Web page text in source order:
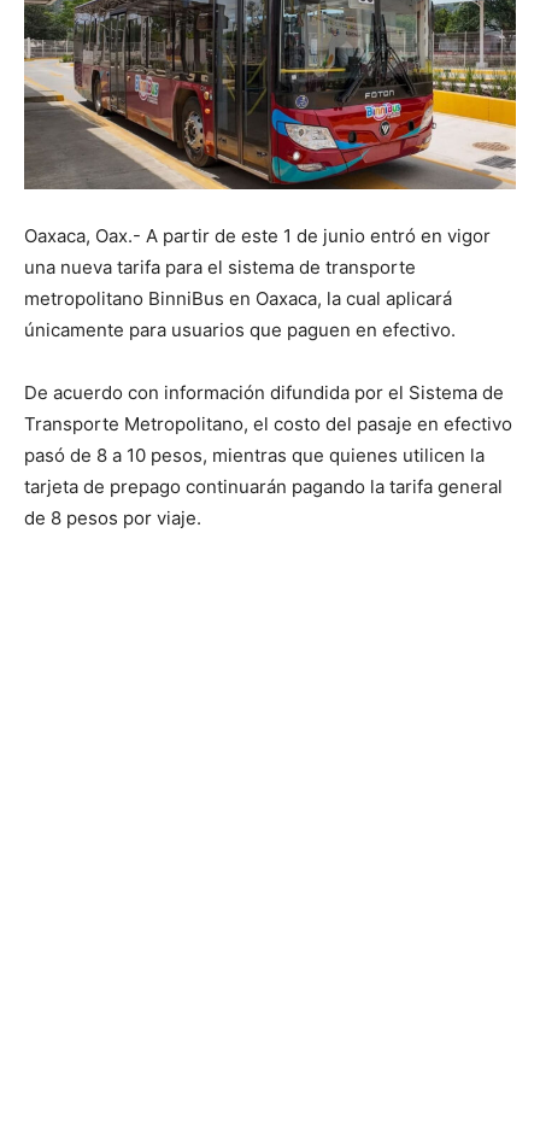
Oaxaca, Oax.- A partir de este 1 de junio entró en vigor
una nueva tarifa para el sistema de transporte
metropolitano BinniBus en Oaxaca, la cual aplicará
únicamente para usuarios que paguen en efectivo.
De acuerdo con información difundida por el Sistema de
Transporte Metropolitano, el costo del pasaje en efectivo
pasó de 8 a 10 pesos, mientras que quienes utilicen la
tarjeta de prepago continuarán pagando la tarifa general
de 8 pesos por viaje.